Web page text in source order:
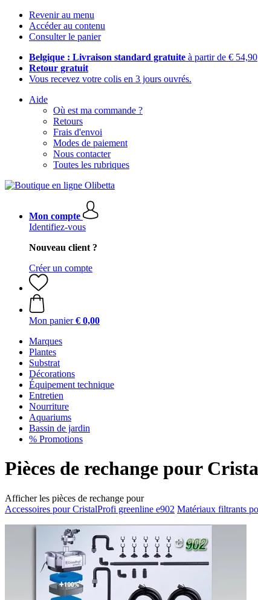
Revenir au menu
Accéder au contenu
Consulter le panier
Belgique : Livraison standard gratuite à partir de € 54,90
Retour gratuit
Vous recevez votre colis en 3 jours ouvrés.
Aide
Où est ma commande ?
Retours
Frais d'envoi
Modes de paiement
Nous contacter
Toutes les rubriques
Mon compte
Identifiez-vous
Nouveau client ?
Créer un compte
Mon panier € 0,00
Marques
Plantes
Substrat
Décorations
Équipement technique
Entretien
Nourriture
Aquariums
Bassin de jardin
% Promotions
Pièces de rechange pour
Afficher les pièces de rechange pour
Accessoires pour CristalProfi greenline e902 Matériaux filtrants